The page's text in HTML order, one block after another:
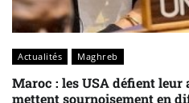
Actualités Maghreb
Maroc : les USA défient leur
mettent sournoisement en